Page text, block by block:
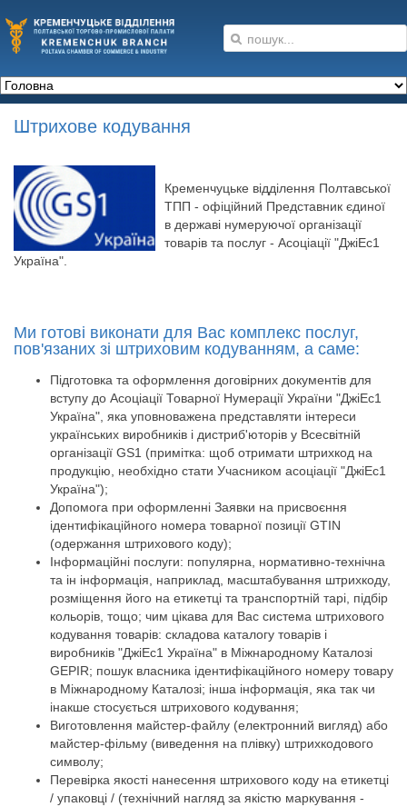
Штрихове кодування
Кременчуцьке відділення Полтавської
ТПП - офіційний Представник єдиної
в державі нумеруючої організації
товарів та послуг - Асоціації "ДжіЕс1
Україна".
Ми готові виконати для Вас комплекс послуг,
пов'язаних зі штриховим кодуванням, а саме:
Підготовка та оформлення договірних документів для
вступу до Асоціації Товарної Нумерації України "ДжіЕс1
Україна", яка уповноважена представляти інтереси
українських виробників і дистриб'юторів у Всесвітній
організації GS1 (примітка: щоб отримати штрихкод на
продукцію, необхідно стати Учасником асоціації "ДжіЕс1
Україна");
Допомога при оформленні Заявки на присвоєння
ідентифікаційного номера товарної позиції GTIN
(одержання штрихового коду);
Інформаційні послуги: популярна, нормативно-технічна
та ін інформація, наприклад, масштабування штрихкоду,
розміщення його на етикетці та транспортній тарі, підбір
кольорів, тощо; чим цікава для Вас система штрихового
кодування товарів: складова каталогу товарів і
виробників "ДжіЕс1 Україна" в Міжнародному Каталозі
GEPIR; пошук власника ідентифікаційного номеру товару
в Міжнародному Каталозі; інша інформація, яка так чи
інакше стосується штрихового кодування;
Виготовлення майстер-файлу (електронний вигляд) або
майстер-фільму (виведення на плівку) штрихкодового
символу;
Перевірка якості нанесення штрихового коду на етикетці
/ упаковці / (технічний нагляд за якістю маркування -